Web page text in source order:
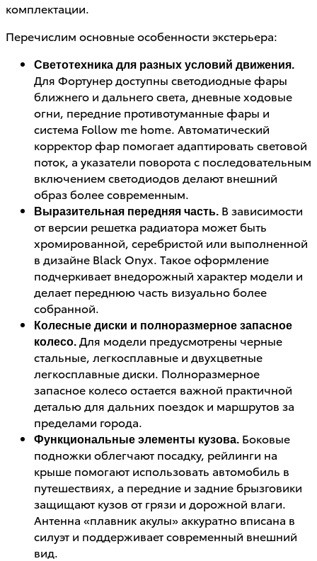
комплектации.
Перечислим основные особенности экстерьера:
Светотехника для разных условий движения.
Для Фортунер доступны светодиодные фары
ближнего и дальнего света, дневные ходовые
огни, передние противотуманные фары и
система Follow me home. Автоматический
корректор фар помогает адаптировать световой
поток, а указатели поворота с последовательным
включением светодиодов делают внешний
образ более современным.
Выразительная передняя часть. В зависимости
от версии решетка радиатора может быть
хромированной, серебристой или выполненной
в дизайне Black Onyx. Такое оформление
подчеркивает внедорожный характер модели и
делает переднюю часть визуально более
собранной.
Колесные диски и полноразмерное запасное
колесо. Для модели предусмотрены черные
стальные, легкосплавные и двухцветные
легкосплавные диски. Полноразмерное
запасное колесо остается важной практичной
деталью для дальних поездок и маршрутов за
пределами города.
Функциональные элементы кузова. Боковые
подножки облегчают посадку, рейлинги на
крыше помогают использовать автомобиль в
путешествиях, а передние и задние брызговики
защищают кузов от грязи и дорожной влаги.
Антенна «плавник акулы» аккуратно вписана в
силуэт и поддерживает современный внешний
вид.